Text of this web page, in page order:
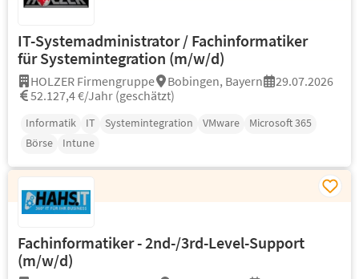
IT-Systemadministrator / Fachinformatiker
für Systemintegration (m/w/d)
HOLZER Firmengruppe Bobingen, Bayern
29.07.2026
52.127,4 €/Jahr (geschätzt)
Informatik IT Systemintegration VMware
Microsoft 365
Börse
Intune
Fachinformatiker - 2nd-/3rd-Level-Support
(m/w/d)